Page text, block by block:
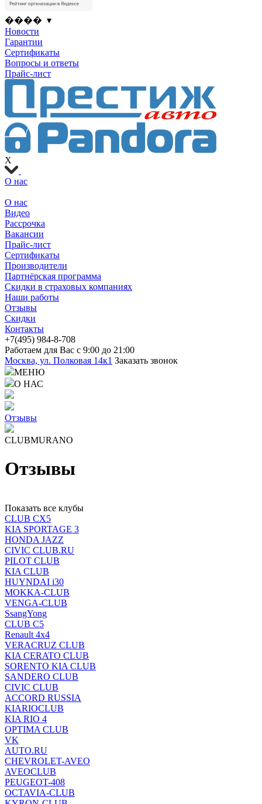
���� ▾
Новости
Гарантии
Сертификаты
Вопросы и ответы
Прайс-лист
X
О нас
О нас
Видео
Рассрочка
Вакансии
Прайс-лист
Сертификаты
Производители
Партнёрская программа
Скидки в страховых компаниях
Наши работы
Отзывы
Скидки
Контакты
+7(495) 984-8-708
Работаем для Вас с 9:00 до 21:00
Москва, ул. Полковая 14к1 Заказать звонок
МЕНЮ
О НАС
Отзывы
CLUBMURANO
Отзывы
Показать все клубы
CLUB CX5
KIA SPORTAGE 3
HONDA JAZZ
CIVIC CLUB.RU
PILOT CLUB
KIA CLUB
HUYNDAI i30
MOKKA-CLUB
VENGA-CLUB
SsangYong
CLUB C5
Renault 4x4
VERACRUZ CLUB
KIA CERATO CLUB
SORENTO KIA CLUB
SANDERO CLUB
CIVIC CLUB
ACCORD RUSSIA
KIARIOCLUB
KIA RIO 4
OPTIMA CLUB
VK
AUTO.RU
CHEVROLET-AVEO
AVEOCLUB
PEUGEOT-408
OCTAVIA-CLUB